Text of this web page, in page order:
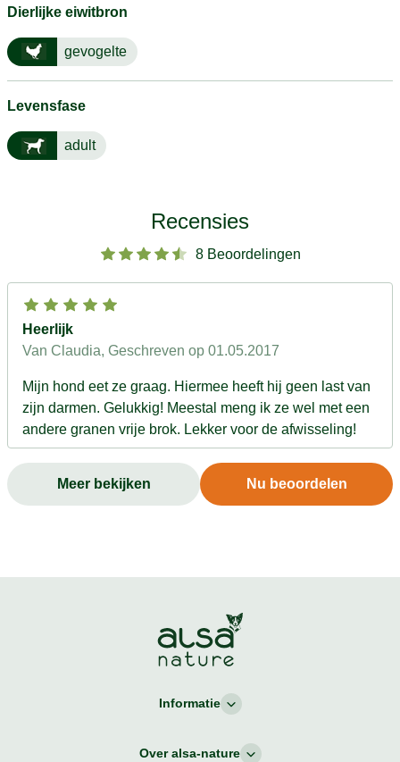
Dierlijke eiwitbron
gevogelte
Levensfase
adult
Recensies
8 Beoordelingen
Heerlijk
Van Claudia, Geschreven op 01.05.2017
Mijn hond eet ze graag. Hiermee heeft hij geen last van
zijn darmen. Gelukkig! Meestal meng ik ze wel met een
andere granen vrije brok. Lekker voor de afwisseling!
Meer bekijken Nu beoordelen
Informatie
Over alsa-nature